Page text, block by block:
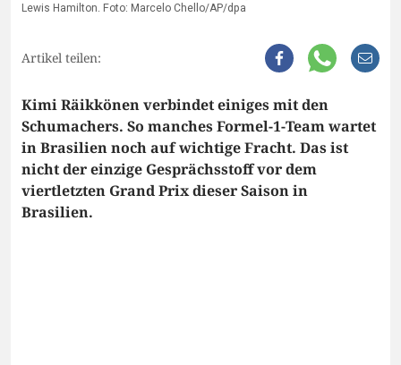
Lewis Hamilton. Foto: Marcelo Chello/AP/dpa
Artikel teilen:
Kimi Räikkönen verbindet einiges mit den
Schumachers. So manches Formel-1-Team wartet
in Brasilien noch auf wichtige Fracht. Das ist
nicht der einzige Gesprächsstoff vor dem
viertletzten Grand Prix dieser Saison in
Brasilien.